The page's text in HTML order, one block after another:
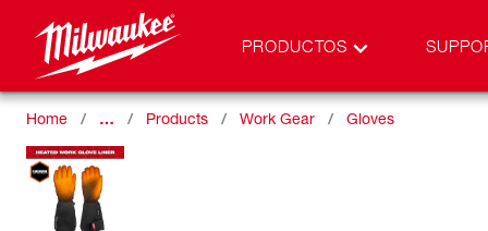
PRODUCTOS
Home … Products Work Gear Gloves